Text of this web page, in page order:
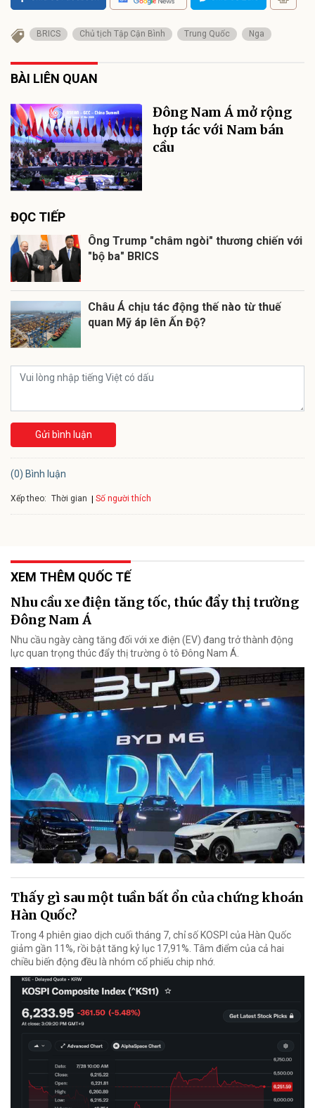
BRICS Chủ tịch Tập Cận Bình Trung Quốc Nga
BÀI LIÊN QUAN
Đông Nam Á mở rộng
hợp tác với Nam bán
cầu
ĐỌC TIẾP
Ông Trump "châm ngòi" thương chiến với
"bộ ba" BRICS
Châu Á chịu tác động thế nào từ thuế
quan Mỹ áp lên Ấn Độ?
Gửi bình luận
(0) Bình luận
Xếp theo: Thời gian Số người thích
XEM THÊM QUỐC TẾ
Nhu cầu xe điện tăng tốc, thúc đẩy thị trường
Đông Nam Á
Nhu cầu ngày càng tăng đối với xe điện (EV) đang trở thành động
lực quan trọng thúc đẩy thị trường ô tô Đông Nam Á.
Thấy gì sau một tuần bất ổn của chứng khoán
Hàn Quốc?
Trong 4 phiên giao dịch cuối tháng 7, chỉ số KOSPI của Hàn Quốc
giảm gần 11%, rồi bật tăng kỷ lục 17,91%. Tâm điểm của cả hai
chiều biến động đều là nhóm cổ phiếu chip nhớ.